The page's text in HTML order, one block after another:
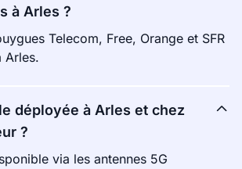
à Arles ?
Telecom, Free, Orange et SFR
Arles.
déployée à Arles et chez
?
via les antennes 5G